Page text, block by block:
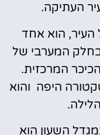
העתיקה.
העיר, הוא אחד
המערבי של
המרכזית.
היפה והוא
השעון הוא